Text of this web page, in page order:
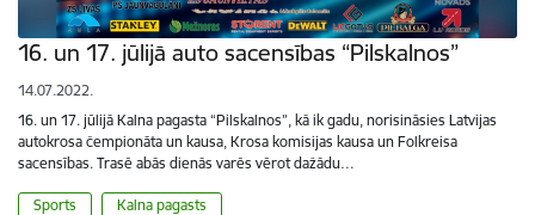
16. un 17. jūlijā auto sacensības “Pilskalnos”
14.07.2022.
16. un 17. jūlijā Kalna pagasta “Pilskalnos”, kā ik gadu, norisināsies Latvijas
autokrosa čempionāta un kausa, Krosa komisijas kausa un Folkreisa
sacensības. Trasē abās dienās varēs vērot dažādu…
Sports Kalna pagasts